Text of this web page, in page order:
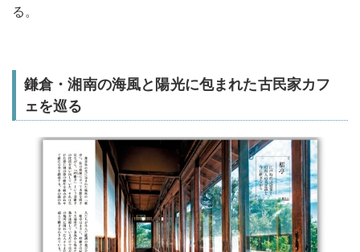
る。
鎌倉・湘南の海風と陽光に包まれた古民家カフ
ェを巡る